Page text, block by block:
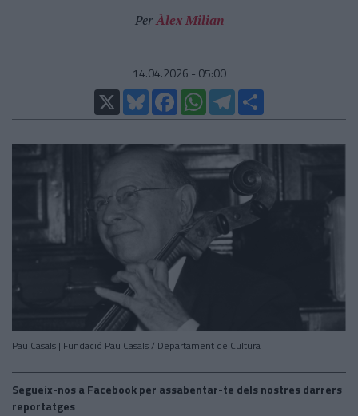
PerÀlex Milian
14.04.2026 - 05:00
X
BlueskyFacebookWhatsAppTelegram
Pau Casals | Fundació Pau Casals / Departament de Cultura
Segueix-nos a Facebook per assabentar-te dels nostres darrers
reportatges